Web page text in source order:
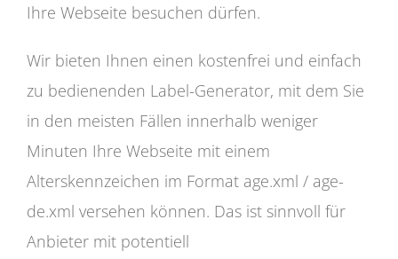
Ihre Webseite besuchen dürfen.
Wir bieten Ihnen einen kostenfrei und einfach
zu bedienenden Label-Generator, mit dem Sie
in den meisten Fällen innerhalb weniger
Minuten Ihre Webseite mit einem
Alterskennzeichen im Format age.xml / age-
de.xml versehen können. Das ist sinnvoll für
Anbieter mit potentiell